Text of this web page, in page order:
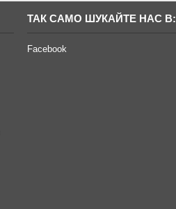
ТАК САМО ШУКАЙТЕ НАС В:
Facebook